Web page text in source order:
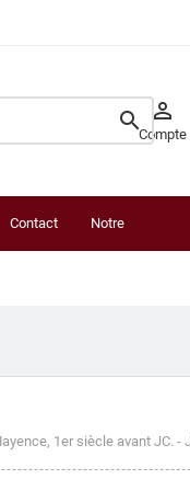
 
Compte
Contact Notre
1er siècle avant JC. -